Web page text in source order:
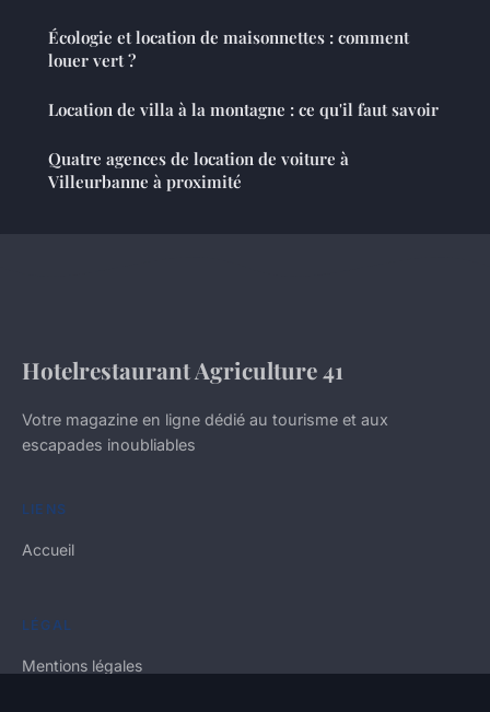
Écologie et location de maisonnettes : comment
louer vert ?
Location de villa à la montagne : ce qu'il faut savoir
Quatre agences de location de voiture à
Villeurbanne à proximité
Hotelrestaurant Agriculture 41
Votre magazine en ligne dédié au tourisme et aux
escapades inoubliables
LIENS
Accueil
LÉGAL
Mentions légales